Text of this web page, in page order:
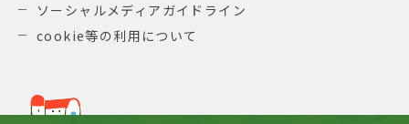
ソーシャルメディアガイドライン
cookie等の利用について